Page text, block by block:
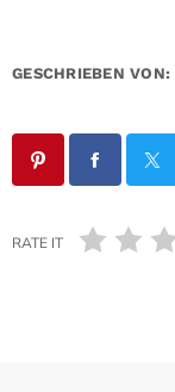
GESCHRIEBEN VON:
RATE IT